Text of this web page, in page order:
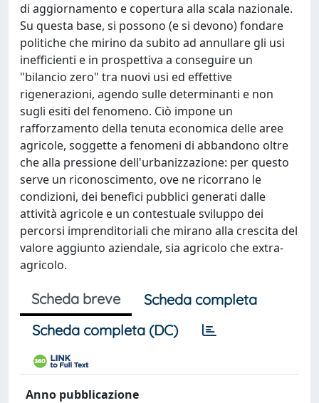
di aggiornamento e copertura alla scala nazionale.
Su questa base, si possono (e si devono) fondare
politiche che mirino da subito ad annullare gli usi
inefficienti e in prospettiva a conseguire un
"bilancio zero" tra nuovi usi ed effettive
rigenerazioni, agendo sulle determinanti e non
sugli esiti del fenomeno. Ciò impone un
rafforzamento della tenuta economica delle aree
agricole, soggette a fenomeni di abbandono oltre
che alla pressione dell'urbanizzazione: per questo
serve un riconoscimento, ove ne ricorrano le
condizioni, dei benefici pubblici generati dalle
attività agricole e un contestuale sviluppo dei
percorsi imprenditoriali che mirano alla crescita del
valore aggiunto aziendale, sia agricolo che extra-
agricolo.
Scheda breve
Scheda completa
Scheda completa (DC)
Anno pubblicazione